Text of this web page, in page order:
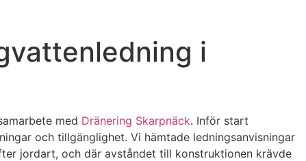
i
med Dränering Skarpnäck. Inför start
och tillgänglighet. Vi hämtade ledningsanvisningar
jordart, och där avståndet till konstruktionen krävde